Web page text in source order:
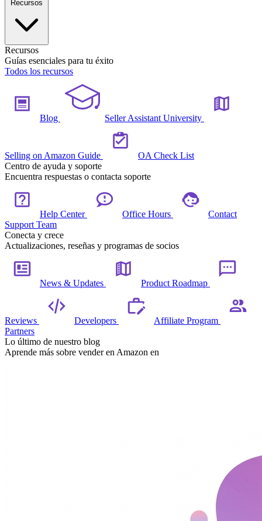
Recursos
Guías esenciales para tu éxito
Todos los recursos
Blog Seller Assistant University
Selling on Amazon Guide
OA Check List
Centro de ayuda y soporte
Encuentra respuestas o contacta soporte
Help Center Office Hours
Contact
Support Team
Conecta y crece
Actualizaciones, reseñas y programas de socios
News & Updates Product Roadmap
Reviews Developers
Affiliate Program
Partners
Lo último de nuestro blog
Aprende más sobre vender en Amazon en